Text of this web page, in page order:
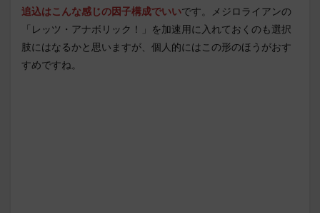
追込はこんな感じの因子構成でいいです。メジロライアンの
「レッツ・アナボリック！」を加速用に入れておくのも選択
肢にはなるかと思いますが、個人的にはこの形のほうがおす
すめですね。